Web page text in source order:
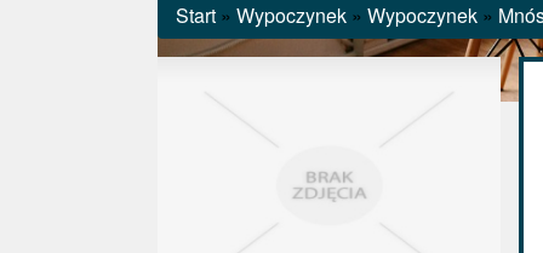
Start » Wypoczynek » Wypoczynek »